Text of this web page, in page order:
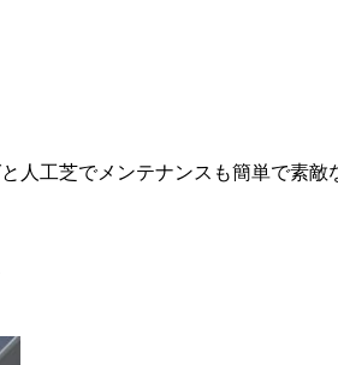
工芝でメンテナンスも簡単で素敵